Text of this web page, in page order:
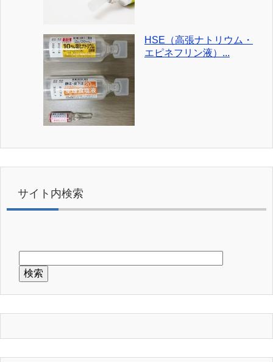
HSE（高張ナトリウム・
エピネフリン液）...
サイト内検索